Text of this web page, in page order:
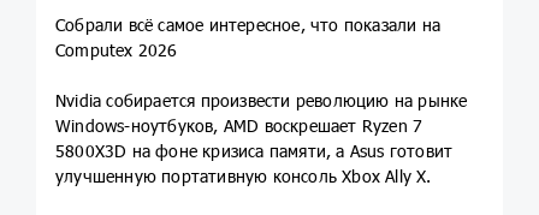
Собрали всё самое интересное, что показали на
Computex 2026
Nvidia собирается произвести революцию на рынке
Windows-ноутбуков, AMD воскрешает Ryzen 7
5800X3D на фоне кризиса памяти, а Asus готовит
улучшенную портативную консоль Xbox Ally X.